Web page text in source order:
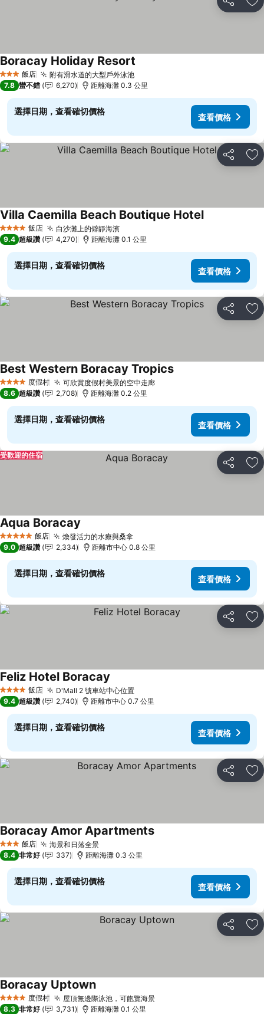
分享 加
3 星級 飯店 附有滑水道的大型戶外泳池
Boracay Holiday Resort
7.8 蠻不錯 6,270 距離海灘 0.3 公里
選擇日期，查看確切價格
查看價格
分享 加
4 星級 飯店 白沙灘上的僻靜海濱
Villa Caemilla Beach Boutique Hotel
9.4 超級讚 4,270 距離海灘 0.1 公里
選擇日期，查看確切價格
查看價格
分享 加
4 星級 度假村 可欣賞度假村美景的空中走廊
Best Western Boracay Tropics
8.6 超級讚 2,708 距離海灘 0.2 公里
選擇日期，查看確切價格
查看價格
分享 加
受歡迎的住宿
5 星級 飯店 煥發活力的水療與桑拿
Aqua Boracay
9.0 超級讚 2,334 距離市中心 0.8 公里
選擇日期，查看確切價格
查看價格
分享 加
4 星級 飯店 D'Mall 2 號車站中心位置
Feliz Hotel Boracay
9.4 超級讚 2,740 距離市中心 0.7 公里
選擇日期，查看確切價格
查看價格
分享 加
3 星級 飯店 海景和日落全景
Boracay Amor Apartments
8.4 非常好 337 距離海灘 0.3 公里
選擇日期，查看確切價格
查看價格
分享 加
4 星級 度假村 屋頂無邊際泳池，可飽覽海景
Boracay Uptown
8.3 非常好 3,731 距離海灘 0.1 公里